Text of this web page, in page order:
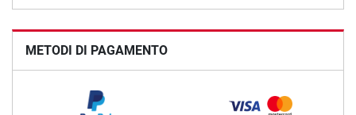
METODI DI PAGAMENTO